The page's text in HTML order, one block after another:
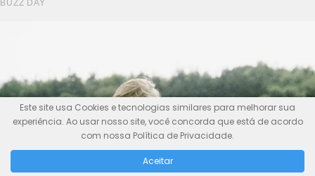
Este site usa Cookies e tecnologias similares para melhorar sua
experiência. Ao usar nosso site, você concorda que está de acordo
com nossa Política de Privacidade.
Aceitar